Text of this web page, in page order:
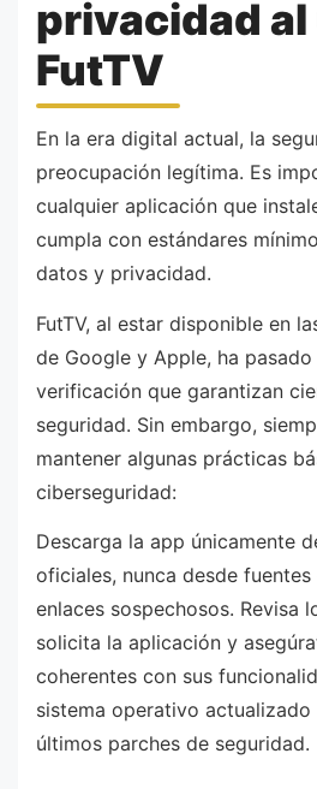
privacidad
FutTV
En la era digital actual, la
preocupación legítima. Es
cualquier aplicación que
cumpla con estándares
datos y privacidad.
FutTV, al estar disponible en
de Google y Apple, ha
verificación que garantizan
seguridad. Sin embargo,
mantener algunas prácticas
ciberseguridad:
Descarga la app únicamente
oficiales, nunca desde
enlaces sospechosos. Revisa
solicita la aplicación y
coherentes con sus
sistema operativo
últimos parches de seguridad.